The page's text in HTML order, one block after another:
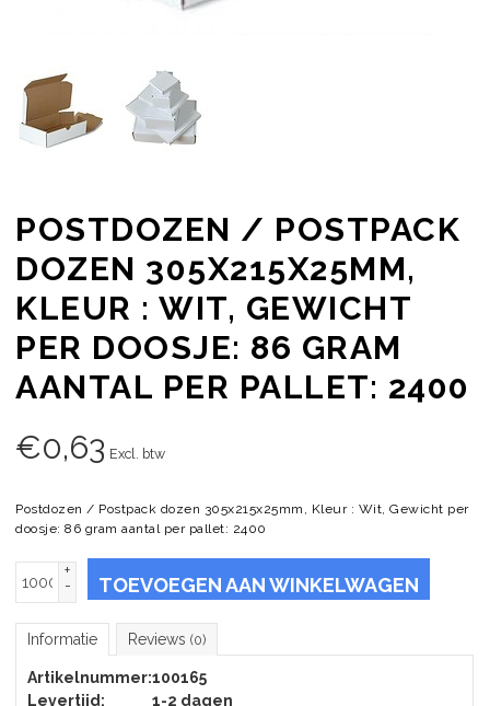
POSTDOZEN / POSTPACK
DOZEN 305X215X25MM,
KLEUR : WIT, GEWICHT
PER DOOSJE: 86 GRAM
AANTAL PER PALLET: 2400
€0,63 Excl. btw
Postdozen / Postpack dozen 305x215x25mm, Kleur : Wit, Gewicht per
doosje: 86 gram aantal per pallet: 2400
+
-
TOEVOEGEN AAN WINKELWAGEN
Informatie Reviews (0)
Artikelnummer:100165
Levertijd:
1-2 dagen